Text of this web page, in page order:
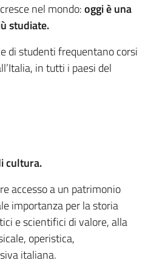
nel mondo:oggi è una
studiate.
di studenti frequentano corsi
in tutti i paesi del
cultura.
accesso a un patrimonio
importanza per la storia
e scientifici di valore, alla
operistica,
italiana.